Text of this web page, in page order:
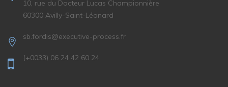
10, rue du Docteur Lucas Championnière
60300 Avilly-Saint-Léonard
sb.fordis@executive-process.fr
(+0033) 06 24 42 60 24